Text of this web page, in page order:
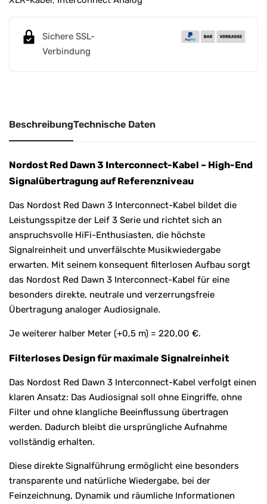
Sichere SSL-
Verbindung
BeschreibungTechnische Daten
Nordost Red Dawn 3 Interconnect-Kabel – High-End
Signalübertragung auf Referenzniveau
Das Nordost Red Dawn 3 Interconnect-Kabel bildet die
Leistungsspitze der Leif 3 Serie und richtet sich an
anspruchsvolle HiFi-Enthusiasten, die höchste
Signalreinheit und unverfälschte Musikwiedergabe
erwarten. Mit seinem konsequent filterlosen Aufbau sorgt
das Nordost Red Dawn 3 Interconnect-Kabel für eine
besonders direkte, neutrale und verzerrungsfreie
Übertragung analoger Audiosignale.
Je weiterer halber Meter (+0,5 m) = 220,00 €.
Filterloses Design für maximale Signalreinheit
Das Nordost Red Dawn 3 Interconnect-Kabel verfolgt einen
klaren Ansatz: Das Audiosignal soll ohne Eingriffe, ohne
Filter und ohne klangliche Beeinflussung übertragen
werden. Dadurch bleibt die ursprüngliche Aufnahme
vollständig erhalten.
Diese direkte Signalführung ermöglicht eine besonders
transparente und natürliche Wiedergabe, bei der
Feinzeichnung, Dynamik und räumliche Informationen